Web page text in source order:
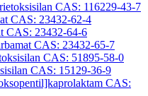
CAS: 116229-43-7
CAS: 23432-62-4
CAS: 23432-64-6
CAS: 23432-65-7
CAS: 51895-58-0
CAS: 15129-36-9
CAS: